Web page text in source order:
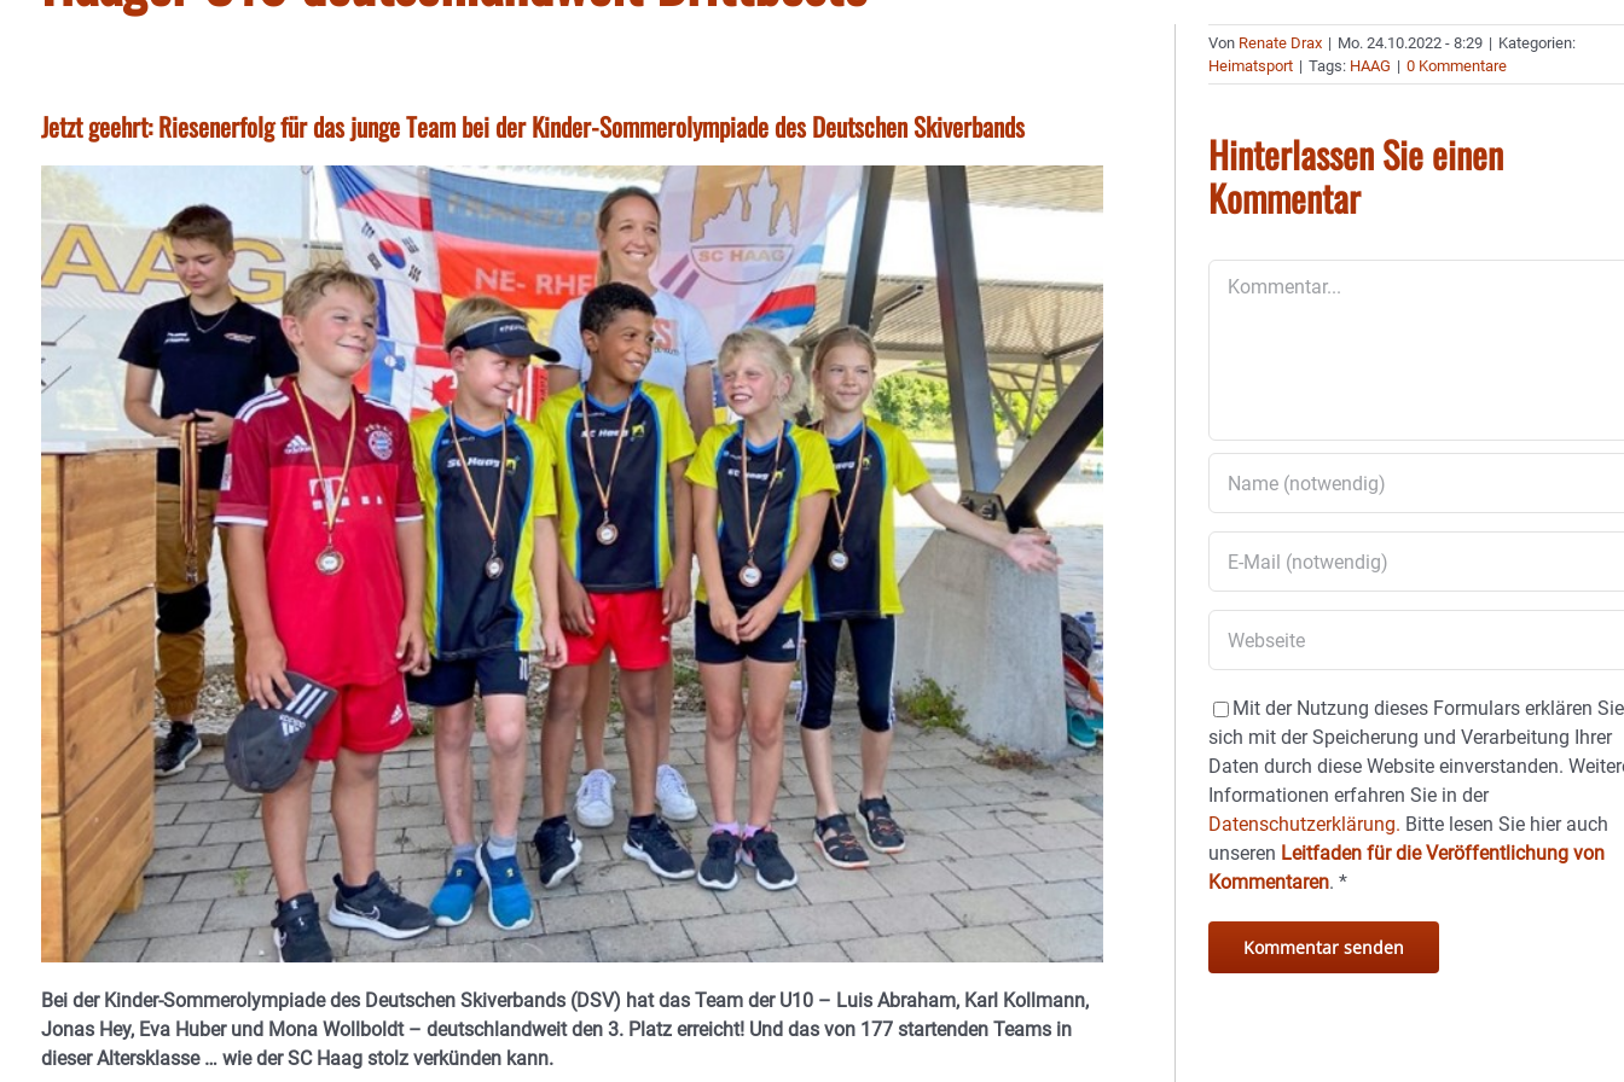
Jetzt geehrt: Riesenerfolg für das junge Team bei der Kinder-Sommerolympiade des Deutschen Skiverbands
Bei der Kinder-Sommerolympiade des Deutschen Skiverbands (DSV) hat das Team der U10 – Luis Abraham, Karl Kollmann,
Jonas Hey, Eva Huber und Mona Wollboldt – deutschlandweit den 3. Platz erreicht! Und das von 177 startenden Teams in
dieser Altersklasse … wie der SC Haag stolz verkünden kann.
Von Renate Drax | Mo. 24.10.2022 - 8:29 | Kategorien:
Heimatsport | Tags: HAAG | 0 Kommentare
Hinterlassen Sie einen
Kommentar
Mit der Nutzung dieses Formulars erklären Sie
sich mit der Speicherung und Verarbeitung Ihrer
Daten durch diese Website einverstanden.
Informationen erfahren Sie in der
Datenschutzerklärung. Bitte lesen Sie hier auch
unseren Leitfaden für die Veröffentlichung von
Kommentaren.*